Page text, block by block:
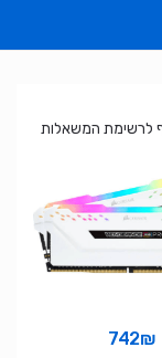
לרשימת המשאלות
742₪